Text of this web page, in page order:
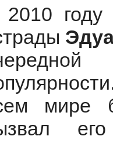
году
мире